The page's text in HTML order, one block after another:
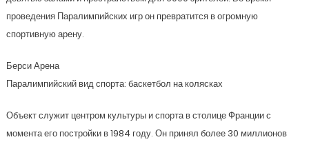
проведения Паралимпийских игр он превратится в огромную
спортивную арену.
Берси Арена
Паралимпийский вид спорта: баскетбол на колясках
Объект служит центром культуры и спорта в столице Франции с
момента его постройки в 1984 году. Он принял более 30 миллионов